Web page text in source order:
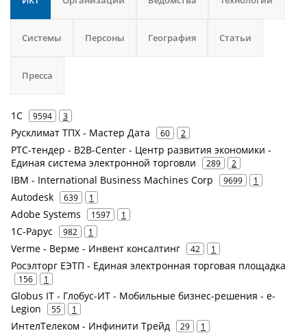
Системы Персоны География Статьи
Пресса
1С 9594 3
Русклимат ТПХ - Мастер Дата 60 2
РТС-тендер - B2B-Center - Центр развития экономики -
Единая система электронной торговли
289 2
IBM - International Business Machines Corp 9699 1
Autodesk 639 1
Adobe Systems 1597 1
1С-Рарус 982 1
Verme - Верме - Инвент консалтинг 42 1
Росэлторг ЕЭТП - Единая электронная торговая площадка
156 1
Globus IT - Глобус-ИТ - Мобильные бизнес-решения - e-
Legion
55 1
ИнтелТелеком - Инфинити Трейд 29 1